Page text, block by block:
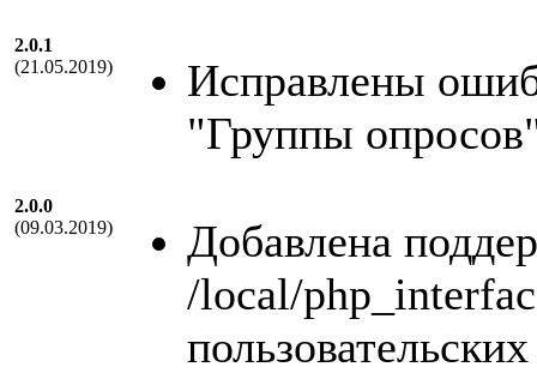
2.0.1
(21.05.2019)
Исправлены
"Группы
2.0.0
(09.03.2019)
Добавлена
/local/